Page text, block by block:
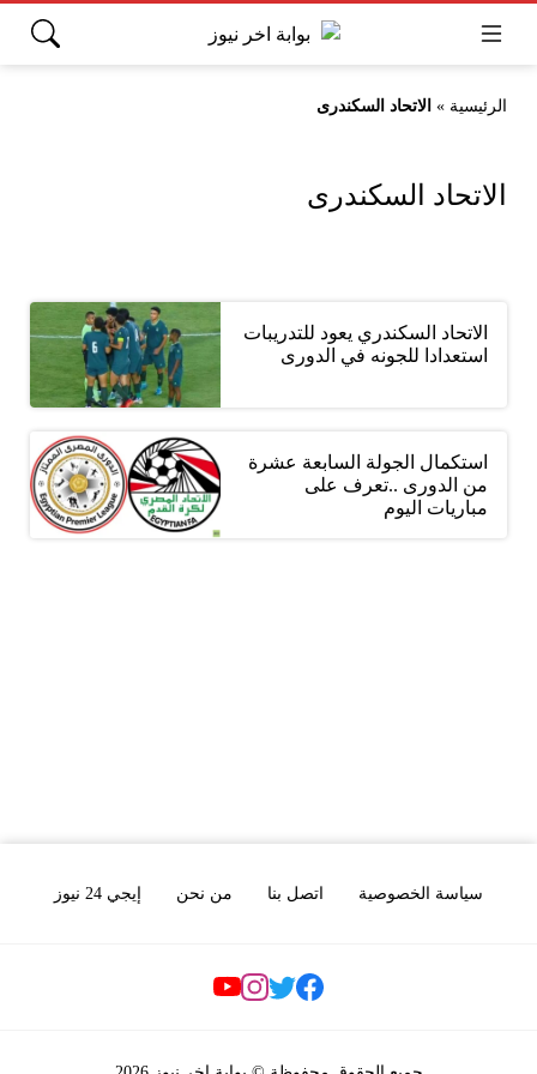
الرئيسية » الاتحاد السكندرى
الاتحاد السكندرى
الاتحاد السكندري يعود للتدريبات
استعدادا للجونه في الدورى
استكمال الجولة السابعة عشرة
من الدورى ..تعرف على
مباريات اليوم
سياسة الخصوصية اتصل بنا من نحن إيجي 24 نيوز
Social Links